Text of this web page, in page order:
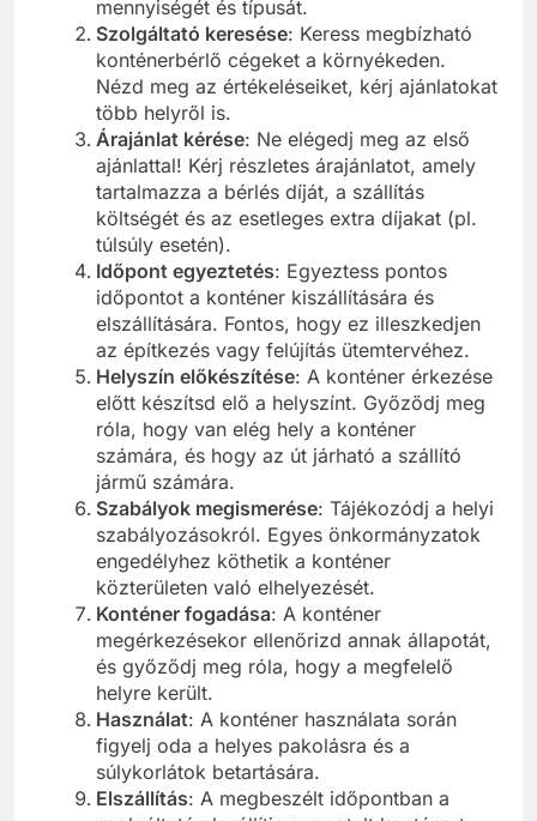
mennyiségét és típusát.
Szolgáltató keresése: Keress megbízható
konténerbérlő cégeket a környékeden.
Nézd meg az értékeléseiket, kérj ajánlatokat
több helyről is.
Árajánlat kérése: Ne elégedj meg az első
ajánlattal! Kérj részletes árajánlatot, amely
tartalmazza a bérlés díját, a szállítás
költségét és az esetleges extra díjakat (pl.
túlsúly esetén).
Időpont egyeztetés: Egyeztess pontos
időpontot a konténer kiszállítására és
elszállítására. Fontos, hogy ez illeszkedjen
az építkezés vagy felújítás ütemtervéhez.
Helyszín előkészítése: A konténer érkezése
előtt készítsd elő a helyszínt. Győződj meg
róla, hogy van elég hely a konténer
számára, és hogy az út járható a szállító
jármű számára.
Szabályok megismerése: Tájékozódj a helyi
szabályozásokról. Egyes önkormányzatok
engedélyhez köthetik a konténer
közterületen való elhelyezését.
Konténer fogadása: A konténer
megérkezésekor ellenőrizd annak állapotát,
és győződj meg róla, hogy a megfelelő
helyre került.
Használat: A konténer használata során
figyelj oda a helyes pakolásra és a
súlykorlátok betartására.
Elszállítás: A megbeszélt időpontban a